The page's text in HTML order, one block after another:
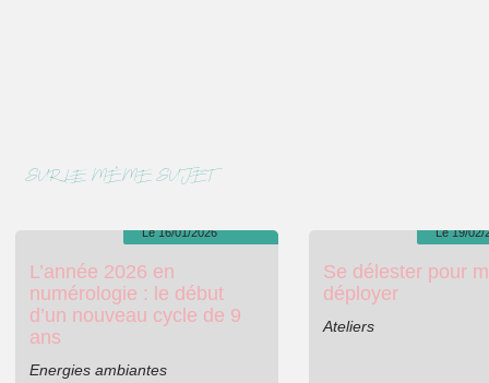
#SUR LE MÊME SUJET
Le 16/01/2026
L’année 2026 en
numérologie : le début
d’un nouveau cycle de 9
ans
Energies ambiantes
Le 19/02/
Se délester pour
déployer
Ateliers